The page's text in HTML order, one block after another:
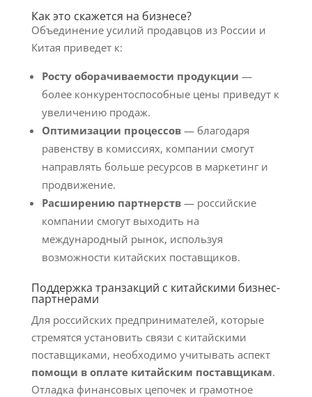
Как это скажется на бизнесе?
Объединение усилий продавцов из России и
Китая приведет к:
Росту оборачиваемости продукции —
более конкурентоспособные цены приведут к
увеличению продаж.
Оптимизации процессов— благодаря
равенству в комиссиях, компании смогут
направлять больше ресурсов в маркетинг и
продвижение.
Расширению партнерств— российские
компании смогут выходить на
международный рынок, используя
возможности китайских поставщиков.
Поддержка транзакций с китайскими бизнес-
партнерами
Для российских предпринимателей, которые
стремятся установить связи с китайскими
поставщиками, необходимо учитывать аспект
помощи в оплате китайским поставщикам.
Отладка финансовых цепочек и грамотное